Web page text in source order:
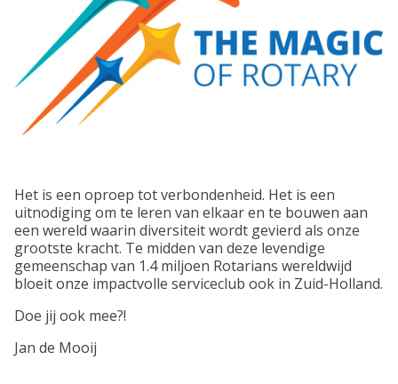
Het is een oproep tot verbondenheid. Het is een
uitnodiging om te leren van elkaar en te bouwen aan
een wereld waarin diversiteit wordt gevierd als onze
grootste kracht. Te midden van deze levendige
gemeenschap van 1.4 miljoen Rotarians wereldwijd
bloeit onze impactvolle serviceclub ook in Zuid-Holland.
Doe jij ook mee?!
Jan de Mooij